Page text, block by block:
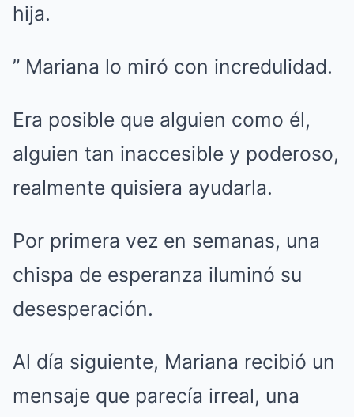
hija.
” Mariana lo miró con incredulidad.
Era posible que alguien como él,
alguien tan inaccesible y poderoso,
realmente quisiera ayudarla.
Por primera vez en semanas, una
chispa de esperanza iluminó su
desesperación.
Al día siguiente, Mariana recibió un
mensaje que parecía irreal, una